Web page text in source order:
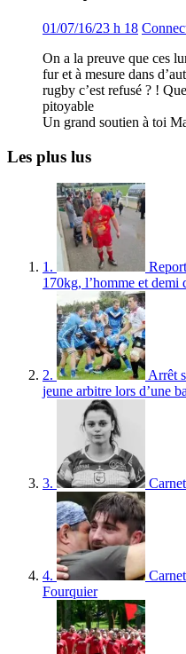
01/07/16/23 h 18
On a la preuve que ces
fur et à mesure dans
rugby c’est refusé ? !
pitoyable
Un grand soutien à toi
Les plus lus
1.
170kg, l’homme et demi
2.
Arrêt
jeune arbitre lors d’une
3.
4.
Fourquier